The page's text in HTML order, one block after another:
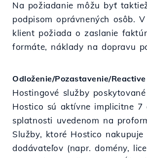
Na požiadanie môžu byť
podpisom oprávnených osôb.
klient požiada o zaslanie
formáte, náklady na dopravu
Odloženie/Pozastavenie/Reactive
Hostingové služby
Hostico sú aktívne implicitne 7
splatnosti uvedenom na
Služby, ktoré Hostico nakupuje
dodávateľov (napr. domény,